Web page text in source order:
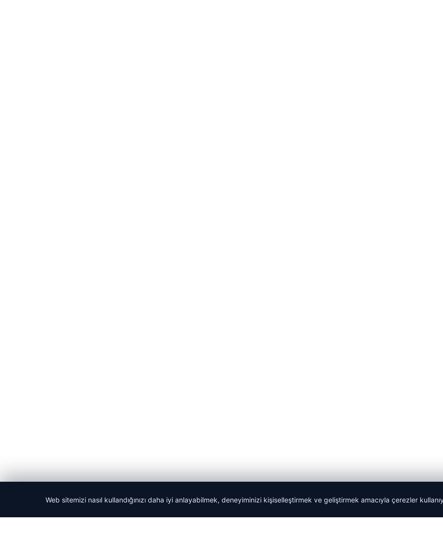
© 2026 Acil Rehber | Gündem Haberleri
Web sitemizi nasıl kullandığınızı daha iyi anlayabilmek, deneyiminizi kişiselleştirmek ve geliştirmek amacıyla çerezler